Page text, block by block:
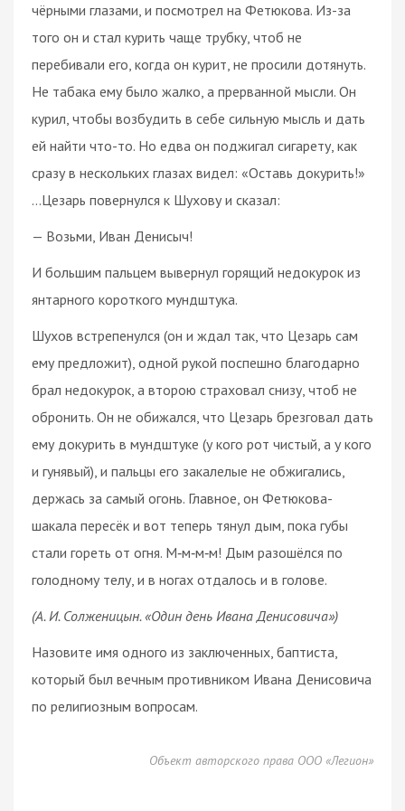
чёрными глазами, и посмотрел на Фетюкова. Из-за
того он и стал курить чаще трубку, чтоб не
перебивали его, когда он курит, не просили дотянуть.
Не табака ему было жалко, а прерванной мысли. Он
курил, чтобы возбудить в себе сильную мысль и дать
ей найти что-то. Но едва он поджигал сигарету, как
сразу в нескольких глазах видел: «Оставь докурить!»
…Цезарь повернулся к Шухову и сказал:
— Возьми, Иван Денисыч!
И большим пальцем вывернул горящий недокурок из
янтарного короткого мундштука.
Шухов встрепенулся (он и ждал так, что Цезарь сам
ему предложит), одной рукой поспешно благодарно
брал недокурок, а второю страховал снизу, чтоб не
обронить. Он не обижался, что Цезарь брезговал дать
ему докурить в мундштуке (у кого рот чистый, а у кого
и гунявый), и пальцы его закалелые не обжигались,
держась за самый огонь. Главное, он Фетюкова-
шакала пересёк и вот теперь тянул дым, пока губы
стали гореть от огня. М‑м‑м‑м! Дым разошёлся по
голодному телу, и в ногах отдалось и в голове.
(А. И. Солженицын. «Один день Ивана Денисовича»)
Назовите имя одного из заключенных, баптиста,
который был вечным противником Ивана Денисовича
по религиозным вопросам.
Объект авторского права ООО «Легион»